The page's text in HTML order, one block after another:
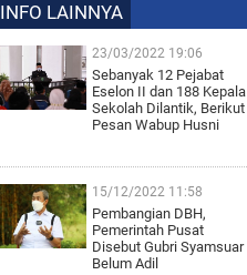
INFO LAINNYA
23/03/2022 19:06
Sebanyak 12 Pejabat
Eselon II dan 188 Kepala
Sekolah Dilantik, Berikut
Pesan Wabup Husni
15/12/2022 11:58
Pembangian DBH,
Pemerintah Pusat
Disebut Gubri Syamsuar
Belum Adil